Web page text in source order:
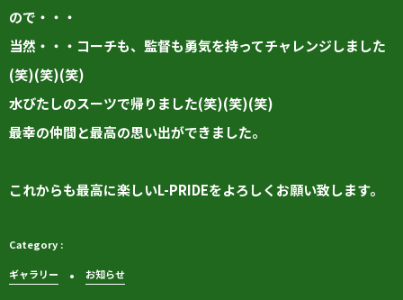
ので・・・
当然・・・コーチも、監督も勇気を持ってチャレンジしました
(笑)(笑)(笑)
水びたしのスーツで帰りました(笑)(笑)(笑)
最幸の仲間と最高の思い出ができました。
これからも最高に楽しいL-PRIDEをよろしくお願い致します。
ギャラリー お知らせ